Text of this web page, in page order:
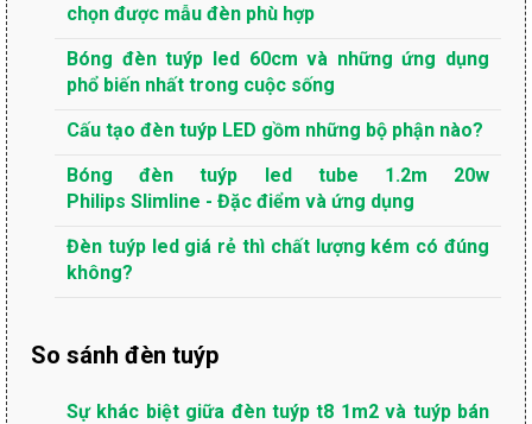
chọn được mẫu đèn phù hợp
Bóng đèn tuýp led 60cm và những ứng dụng
phổ biến nhất trong cuộc sống
Cấu tạo đèn tuýp LED gồm những bộ phận nào?
Bóng đèn tuýp led tube 1.2m 20w
Philips Slimline - Đặc điểm và ứng dụng
Đèn tuýp led giá rẻ thì chất lượng kém có đúng
không?
So sánh đèn tuýp
Sự khác biệt giữa đèn tuýp t8 1m2 và tuýp bán